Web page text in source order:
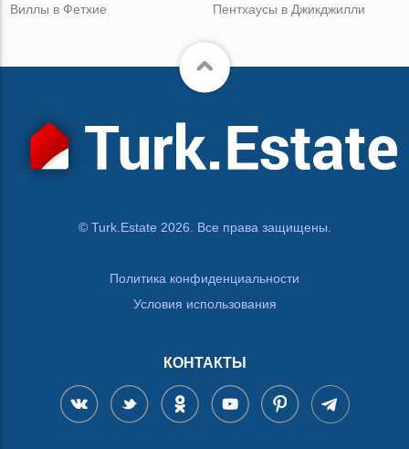
Виллы в Фетхие
Пентхаусы в Джикджилли
© Turk.Estate 2026. Все права защищены.
Политика конфиденциальности
Условия использования
КОНТАКТЫ